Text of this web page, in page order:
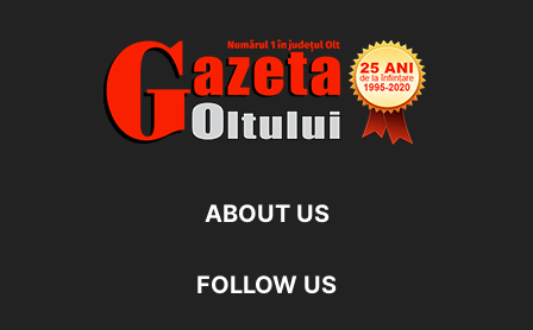
ABOUT US
FOLLOW US